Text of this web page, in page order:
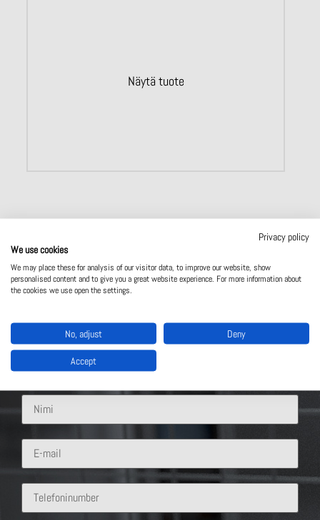
Näytä tuote
Võta meiega ühendust
Mis lahendus sind huvitab?
Privacy policy
We use cookies
We may place these for analysis of our visitor data, to improve our website, show
personalised content and to give you a great website experience. For more information about
the cookies we use open the settings.
No, adjust Deny
Accept